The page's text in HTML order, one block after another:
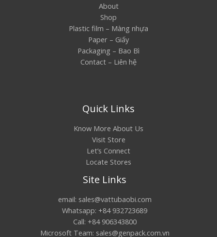
About
Shop
Plastic film – Màng nhựa
Paper – Giấy
Packaging – Bao Bì
Contact – Liên hệ
Quick Links
Know More About Us
Visit Store
Let’s Connect
Locate Stores
Site Links
email: sales@vattubaobi.com
Whatsapp: +84 932723689
Call: +84 906343800
Microsoft Team: sales@genpack.com.vn